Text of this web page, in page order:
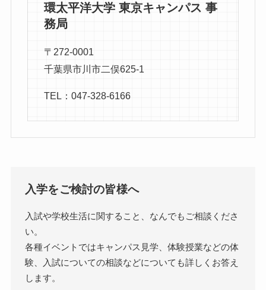
環太平洋大学 東京キャンパス 事
務局
〒272-0001
千葉県市川市二俣625-1
TEL：047-328-6166
入学をご検討の皆様へ
入試や学校生活に関すること、なんでもご相談くださ
い。
各種イベントではキャンパス見学、体験授業などの体
験、入試についての相談などについても詳しくお答え
します。